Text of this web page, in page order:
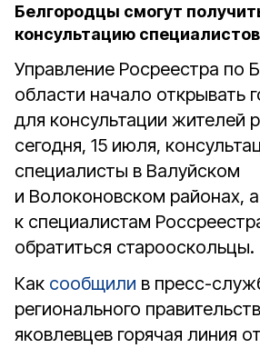
Белгородцы смогут
консультацию
Управление Росреестра по
области начало открывать
для консультации жителей
сегодня, 15 июля,
специалисты в Валуйском
и Волоконовском районах,
к специалистам
обратиться старооскольцы.
Как сообщили в пресс-
регионального
яковлевцев горячая линия